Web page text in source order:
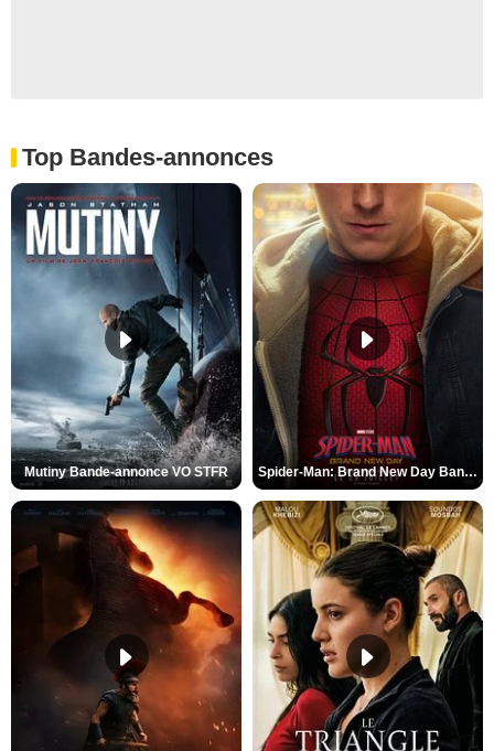
Top Bandes-annonces
Mutiny Bande-annonce VO STFR Spider-Man: Brand New Day Bande-annonce VO STFR